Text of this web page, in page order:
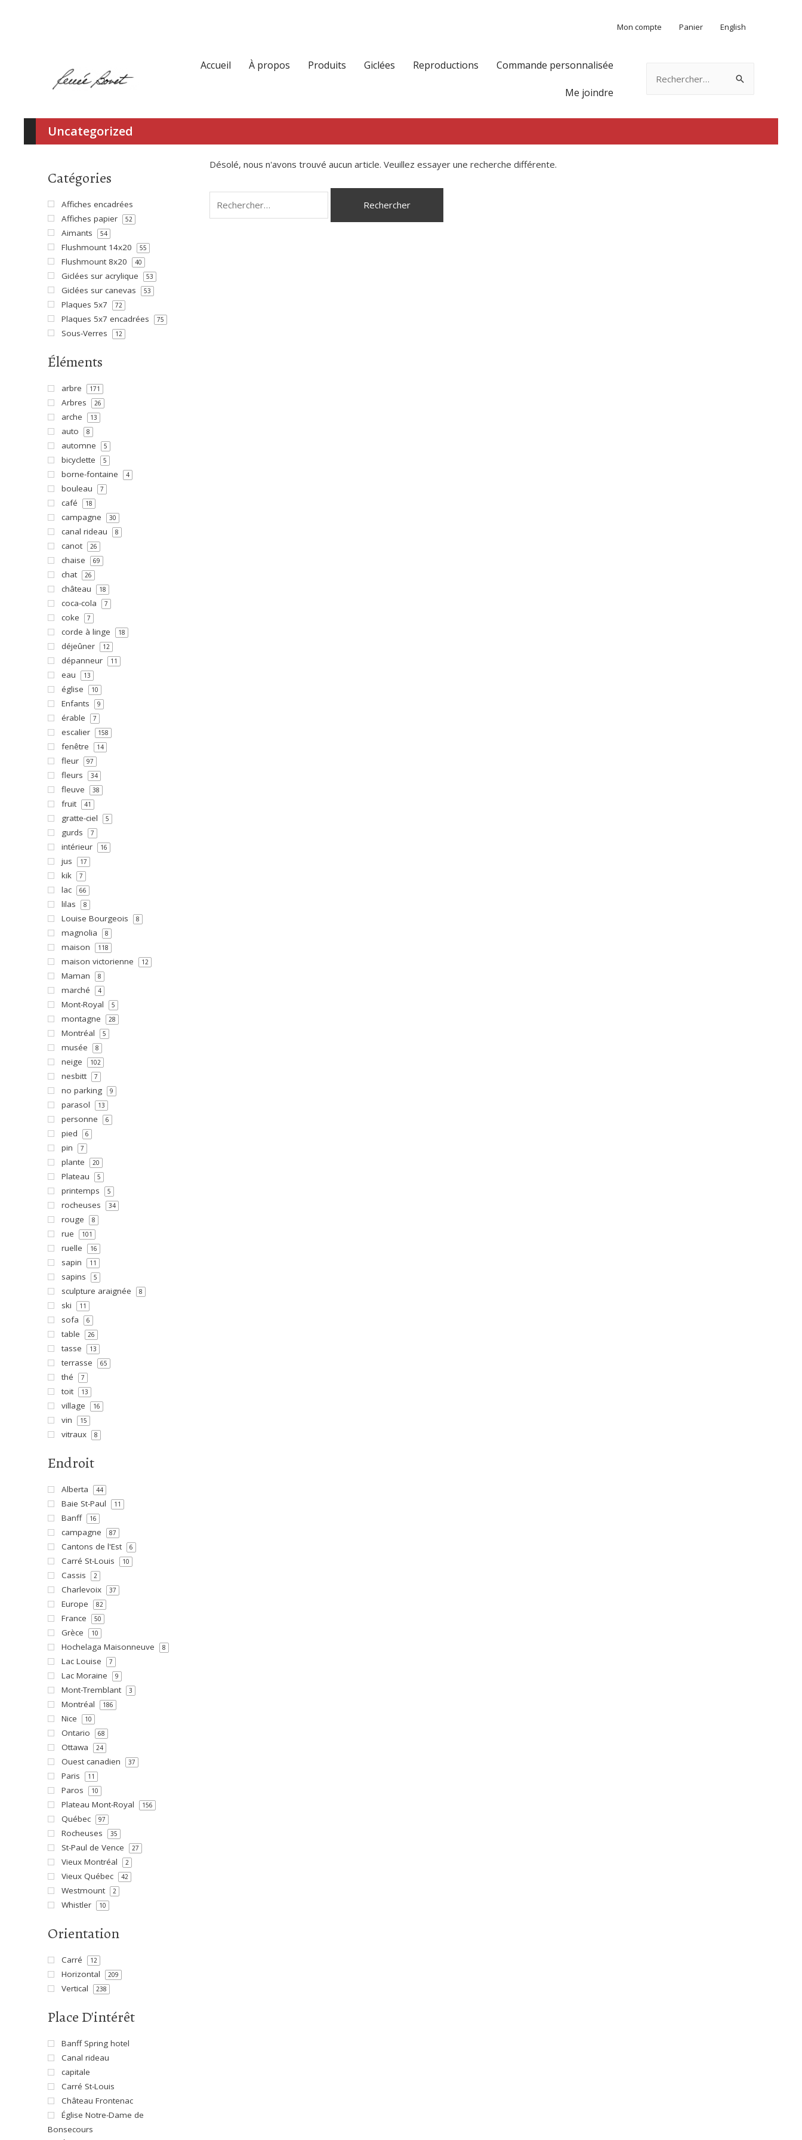
Mon compte Panier English
Accueil À propos Produits Giclées Reproductions Commande personnalisée
Me joindre
Uncategorized
Catégories
Affiches encadrées
Affiches papier
52
Aimants 54
Flushmount 14x20 55
Flushmount 8x20 40
Giclées sur acrylique 53
Giclées sur canevas 53
Plaques 5x7 72
Plaques 5x7 encadrées 75
Sous-Verres 12
Éléments
arbre 171
Arbres 26
arche 13
auto 8
automne 5
bicyclette 5
borne-fontaine 4
bouleau 7
café 18
campagne 30
canal rideau 8
canot 26
chaise 69
chat 26
château 18
coca-cola 7
coke 7
corde à linge 18
déjeûner 12
dépanneur 11
eau 13
église 10
Enfants 9
érable 7
escalier 158
fenêtre 14
fleur 97
fleurs 34
fleuve 38
fruit 41
gratte-ciel 5
gurds 7
intérieur 16
jus 17
kik 7
lac 66
lilas 8
Louise Bourgeois 8
magnolia 8
maison 118
maison victorienne 12
Maman 8
marché 4
Mont-Royal 5
montagne 28
Montréal 5
musée 8
neige 102
nesbitt 7
no parking 9
parasol 13
personne 6
pied 6
pin 7
plante 20
Plateau 5
printemps 5
rocheuses 34
rouge 8
rue 101
ruelle 16
sapin 11
sapins 5
sculpture araignée 8
ski 11
sofa 6
table 26
tasse 13
terrasse 65
thé 7
toit 13
village 16
vin 15
vitraux 8
Endroit
Alberta 44
Baie St-Paul 11
Banff 16
campagne 87
Cantons de l'Est 6
Carré St-Louis 10
Cassis 2
Charlevoix 37
Europe 82
France 50
Grèce 10
Hochelaga Maisonneuve 8
Lac Louise 7
Lac Moraine 9
Mont-Tremblant 3
Montréal 186
Nice 10
Ontario 68
Ottawa 24
Ouest canadien 37
Paris 11
Paros 10
Plateau Mont-Royal 156
Québec 97
Rocheuses 35
St-Paul de Vence 27
Vieux Montréal 2
Vieux Québec 42
Westmount 2
Whistler 10
Orientation
Carré 12
Horizontal 209
Vertical 238
Place D'intérêt
Banff Spring hotel
Canal rideau
capitale
Carré St-Louis
Château Frontenac
Église Notre-Dame de
Bonsecours
Désolé, nous n'avons trouvé aucun article. Veuillez essayer une recherche différente.
Rechercher :